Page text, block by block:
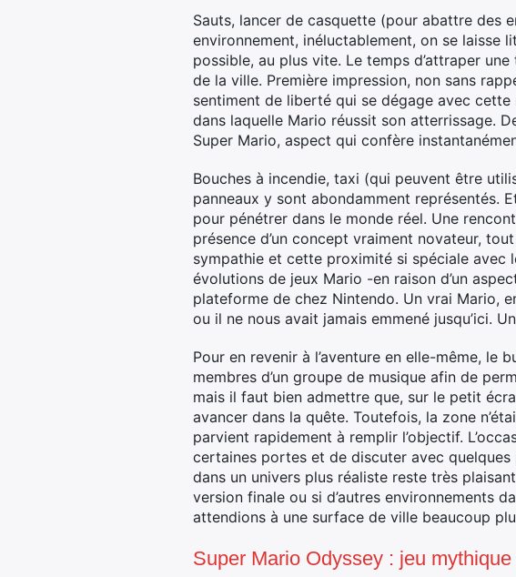
Sauts, lancer de casquette (pour abattre des
environnement, inéluctablement, on se laisse
possible, au plus vite. Le temps d’attraper
de la ville. Première impression, non sans
sentiment de liberté qui se dégage avec
dans laquelle Mario réussit son atterrissage.
Super Mario, aspect qui confère
Bouches à incendie, taxi (qui peuvent être
panneaux y sont abondamment représentés.
pour pénétrer dans le monde réel. Une
présence d’un concept vraiment novateur,
sympathie et cette proximité si spéciale avec
évolutions de jeux Mario -en raison d’un
plateforme de chez Nintendo. Un vrai Mario,
ou il ne nous avait jamais emmené jusqu’ici.
Pour en revenir à l’aventure en elle-même,
membres d’un groupe de musique afin de
mais il faut bien admettre que, sur le petit
avancer dans la quête. Toutefois, la zone
parvient rapidement à remplir l’objectif.
certaines portes et de discuter avec quelques
dans un univers plus réaliste reste très
version finale ou si d’autres environnements
attendions à une surface de ville beaucoup
Super Mario Odyssey : jeu